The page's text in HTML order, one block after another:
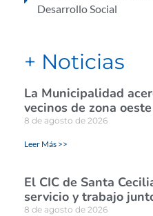
Desarrollo Social
+ Noticias
La Municipalidad
vecinos de zona oeste
8 de agosto de 2026
Leer Más >>
El CIC de Santa
servicio y trabajo
8 de agosto de 2026